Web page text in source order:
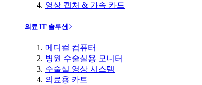
영상 캡처 & 가속 카드
의료 IT 솔루션
메디컬 컴퓨터
병원 수술실용 모니터
수술실 영상 시스템
의료용 카트